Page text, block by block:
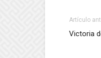
Artículo
Victoria